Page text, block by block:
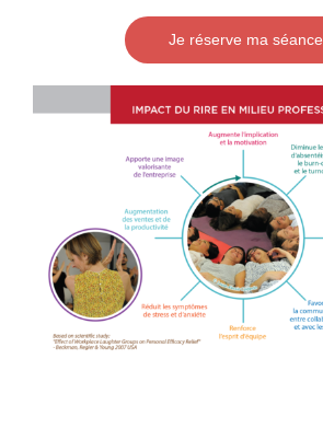
Je réserve ma séance